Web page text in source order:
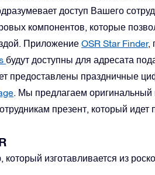
доступ Вашего
компонентов, которые
Приложение OSR Star Finder,
будут доступны для адресата
предоставлены праздничные
. Мы предлагаем
презент, который идет
изготавливается из